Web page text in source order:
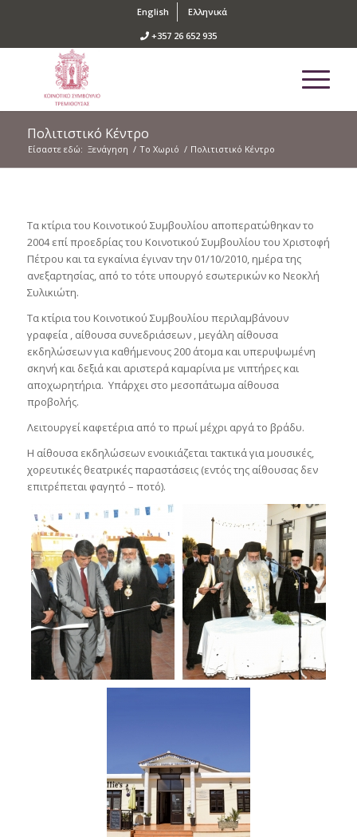
English
Ελληνικά
+357 26 652 935
Πολιτιστικό Κέντρο
Είσαστε εδώ: Ξενάγηση / Το Χωριό / Πολιτιστικό Κέντρο
Τα κτίρια του Κοινοτικού Συμβουλίου αποπερατώθηκαν το
2004 επί προεδρίας του Κοινοτικού Συμβουλίου του Χριστοφή
Πέτρου και τα εγκαίνια έγιναν την 01/10/2010, ημέρα της
ανεξαρτησίας, από το τότε υπουργό εσωτερικών κο Νεοκλή
Συλικιώτη.
Τα κτίρια του Κοινοτικού Συμβουλίου περιλαμβάνουν
γραφεία , αίθουσα συνεδριάσεων , μεγάλη αίθουσα
εκδηλώσεων για καθήμενους 200 άτομα και υπερυψωμένη
σκηνή και δεξιά και αριστερά καμαρίνια με νιπτήρες και
αποχωρητήρια. Υπάρχει στο μεσοπάτωμα αίθουσα
προβολής.
Λειτουργεί καφετέρια από το πρωί μέχρι αργά το βράδυ.
Η αίθουσα εκδηλώσεων ενοικιάζεται τακτικά για μουσικές,
χορευτικές θεατρικές παραστάσεις (εντός της αίθουσας δεν
επιτρέπεται φαγητό – ποτό).